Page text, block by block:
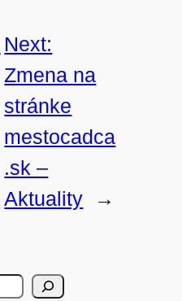
Next:
Zmena na
stránke
mestocadca
.sk –
Aktuality
→